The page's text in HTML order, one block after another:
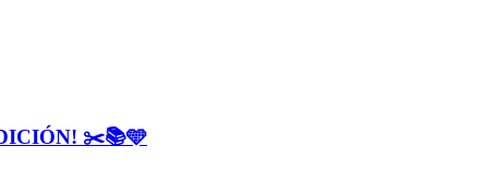
✂️📚🩵